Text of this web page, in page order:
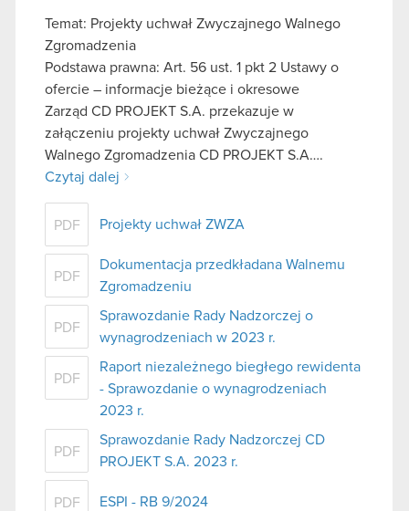
Temat: Projekty uchwał Zwyczajnego Walnego
Zgromadzenia
Podstawa prawna: Art. 56 ust. 1 pkt 2 Ustawy o
ofercie – informacje bieżące i okresowe
Zarząd CD PROJEKT S.A. przekazuje w
załączeniu projekty uchwał Zwyczajnego
Walnego Zgromadzenia CD PROJEKT S.A….
Czytaj dalej
PDF Projekty uchwał ZWZA
PDF
Dokumentacja przedkładana Walnemu
Zgromadzeniu
PDF
Sprawozdanie Rady Nadzorczej o
wynagrodzeniach w 2023 r.
PDF
Raport niezależnego biegłego rewidenta
- Sprawozdanie o wynagrodzeniach
2023 r.
PDF
Sprawozdanie Rady Nadzorczej CD
PROJEKT S.A. 2023 r.
PDF ESPI - RB 9/2024